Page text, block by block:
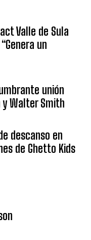
Valle de Sula
un
unión
Walter Smith
descanso en
de Ghetto Kids